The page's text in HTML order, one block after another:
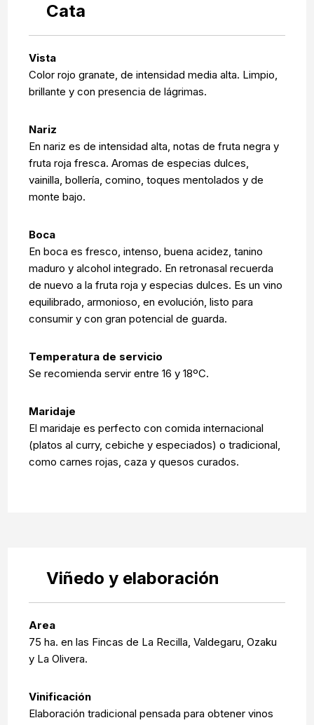
Cata
Vista
Color rojo granate, de intensidad media alta. Limpio,
brillante y con presencia de lágrimas.
Nariz
En nariz es de intensidad alta, notas de fruta negra y
fruta roja fresca. Aromas de especias dulces,
vainilla, bollería, comino, toques mentolados y de
monte bajo.
Boca
En boca es fresco, intenso, buena acidez, tanino
maduro y alcohol integrado. En retronasal recuerda
de nuevo a la fruta roja y especias dulces. Es un vino
equilibrado, armonioso, en evolución, listo para
consumir y con gran potencial de guarda.
Temperatura de servicio
Se recomienda servir entre 16 y 18ºC.
Maridaje
El maridaje es perfecto con comida internacional
(platos al curry, cebiche y especiados) o tradicional,
como carnes rojas, caza y quesos curados.
Viñedo y elaboración
Area
75 ha. en las Fincas de La Recilla, Valdegaru, Ozaku
y La Olivera.
Vinificación
Elaboración tradicional pensada para obtener vinos